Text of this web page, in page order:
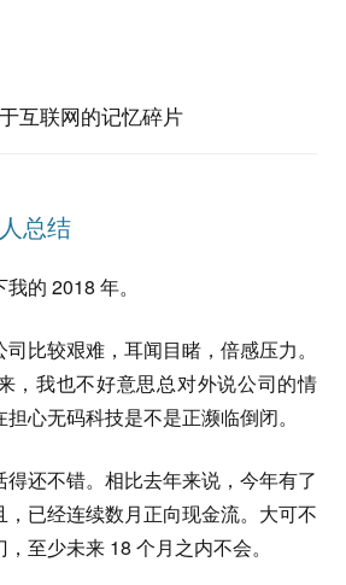
互联网的记忆碎片
总结
的 2018 年。
比较艰难，耳闻目睹，倍感压力。
，我也不好意思总对外说公司的情
心无码科技是不是正濒临倒闭。
还不错。相比去年来说，今年有了
已经连续数月正向现金流。大可不
至少未来 18 个月之内不会。